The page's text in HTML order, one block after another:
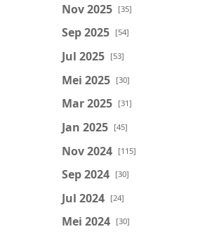
Nov 2025 [35]
Sep 2025 [54]
Jul 2025 [53]
Mei 2025 [30]
Mar 2025 [31]
Jan 2025 [45]
Nov 2024 [115]
Sep 2024 [30]
Jul 2024 [24]
Mei 2024 [30]